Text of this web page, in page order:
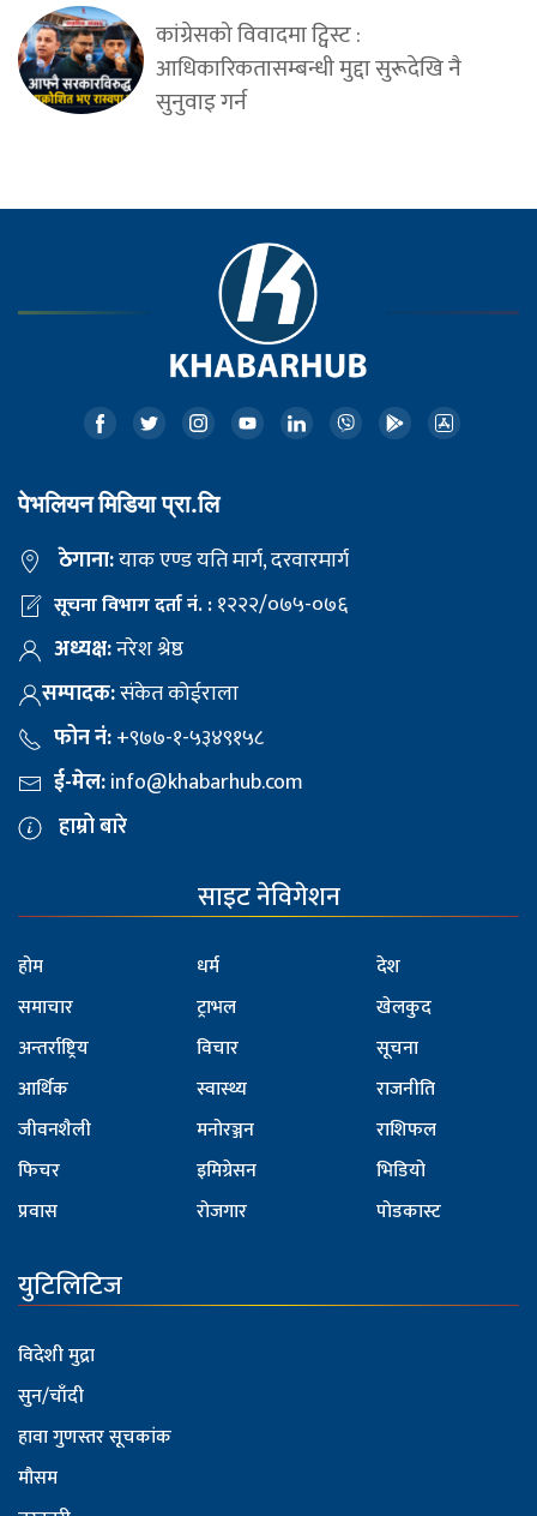
कांग्रेसको विवादमा ट्विस्ट :
आधिकारिकतासम्बन्धी मुद्दा सुरूदेखि नै
सुनुवाइ गर्न
पेभलियन मिडिया प्रा.लि
ठेगाना:याक एण्ड यति मार्ग, दरवारमार्ग
सूचना विभाग दर्ता नं. :१२२२/०७५-०७६
अध्यक्ष:नरेश श्रेष्ठ
सम्पादक:संकेत कोईराला
फोन नं:+९७७-१-५३४९१५८
ई-मेल:info@khabarhub.com
हाम्रो बारे
साइट नेविगेशन
होम
समाचार
अन्तर्राष्ट्रिय
आर्थिक
जीवनशैली
फिचर
प्रवास
धर्म
ट्राभल
विचार
स्वास्थ्य
मनोरञ्जन
इमिग्रेसन
रोजगार
देश
खेलकुद
सूचना
राजनीति
राशिफल
भिडियो
पोडकास्ट
युटिलिटिज
विदेशी मुद्रा
सुन/चाँदी
हावा गुणस्तर सूचकांक
मौसम